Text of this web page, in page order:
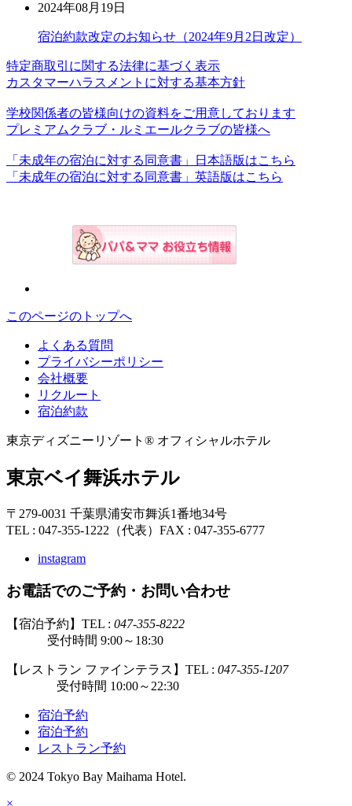
2024年08月19日
宿泊約款改定のお知らせ（2024年9月2日改定）
特定商取引に関する法律に基づく表示
カスタマーハラスメントに対する基本方針
学校関係者の皆様向けの資料をご用意しております
プレミアムクラブ・ルミエールクラブの皆様へ
「未成年の宿泊に対する同意書」日本語版はこちら
「未成年の宿泊に対する同意書」英語版はこちら
このページのトップへ
よくある質問
プライバシーポリシー
会社概要
リクルート
宿泊約款
東京ディズニーリゾート® オフィシャルホテル
東京ベイ舞浜ホテル
〒279-0031 千葉県浦安市舞浜1番地34号
TEL : 047-355-1222（代表） FAX : 047-355-6777
instagram
お電話でのご予約・お問い合わせ
【宿泊予約】TEL : 047-355-8222
受付時間 9:00～18:30
【レストラン ファインテラス】TEL : 047-355-1207
受付時間 10:00～22:30
宿泊予約
宿泊予約
レストラン予約
© 2024 Tokyo Bay Maihama Hotel.
×